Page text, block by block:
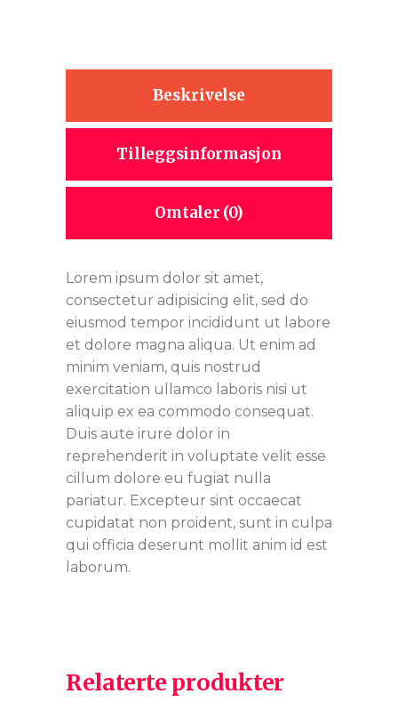
Beskrivelse
Tilleggsinformasjon
Omtaler (0)
Lorem ipsum dolor sit amet,
consectetur adipisicing elit, sed do
eiusmod tempor incididunt ut labore
et dolore magna aliqua. Ut enim ad
minim veniam, quis nostrud
exercitation ullamco laboris nisi ut
aliquip ex ea commodo consequat.
Duis aute irure dolor in
reprehenderit in voluptate velit esse
cillum dolore eu fugiat nulla
pariatur. Excepteur sint occaecat
cupidatat non proident, sunt in culpa
qui officia deserunt mollit anim id est
laborum.
Relaterte produkter